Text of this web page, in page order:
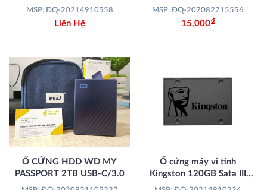
MSP: ĐQ-20214910558
Liên Hệ
Laptop)
MSP: ĐQ-202082715556
15,000Đ
Ổ CỨNG HDD WD MY
PASSPORT 2TB USB-C/3.0
Ổ cứng máy vi tính
Kingston 120GB Sata III
2.5" SSD